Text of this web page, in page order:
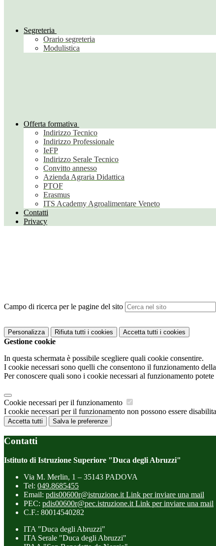
Segreteria
Orario segreteria
Modulistica
Offerta formativa
Indirizzo Tecnico
Indirizzo Professionale
IeFP
Indirizzo Serale Tecnico
Convitto annesso
Azienda Agraria Didattica
PTOF
Erasmus
ITS Academy Agroalimentare Veneto
Contatti
Privacy
Campo di ricerca per le pagine del sito
Personalizza Rifiuta tutti i cookies Accetta tutti i cookies
Gestione cookie
In questa schermata è possibile scegliere quali cookie consentire.
I cookie necessari sono quelli che consentono il funzionamento
Per conoscere quali sono i cookie necessari al funzionamento
Cookie necessari per il funzionamento
I cookie necessari per il funzionamento non possono essere
Accetta tutti Salva le preferenze
Contatti
Istituto di Istruzione Superiore "Duca degli Abruzzi"
Via M. Merlin, 1 – 35143 PADOVA
Tel: 049.8685455
Email: pdis00600r@istruzione.it Link per inviare una mail
PEC: pdis00600r@pec.istruzione.it Link per inviare una mail
C.F.: 80014540282
ITA "Duca degli Abruzzi"
ITA Serale "Duca degli Abruzzi"